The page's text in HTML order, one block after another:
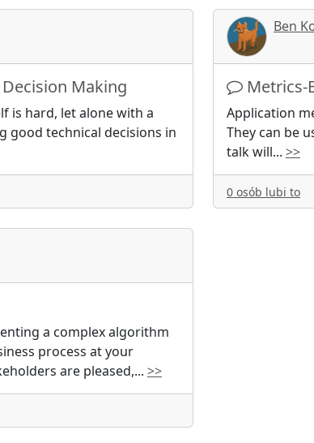
Making
is hard, let alone with a
good technical decisions in
Ben
Application
They can be
talk will... >>
0 osób lubi to
a complex algorithm
process at your
are pleased,... >>